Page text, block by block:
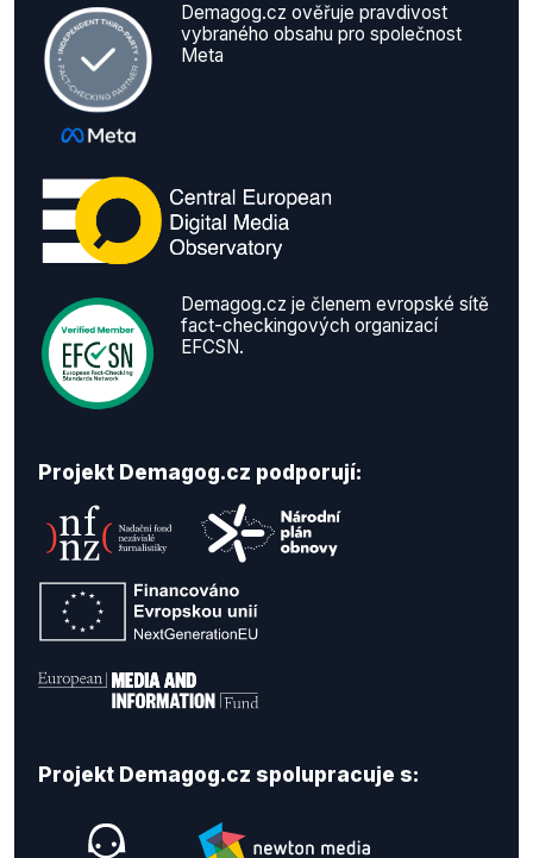
Demagog.cz ověřuje pravdivost
vybraného obsahu pro společnost
Meta
Demagog.cz je členem evropské sítě
fact-checkingových organizací
EFCSN.
Projekt Demagog.cz podporují:
Projekt Demagog.cz spolupracuje s: